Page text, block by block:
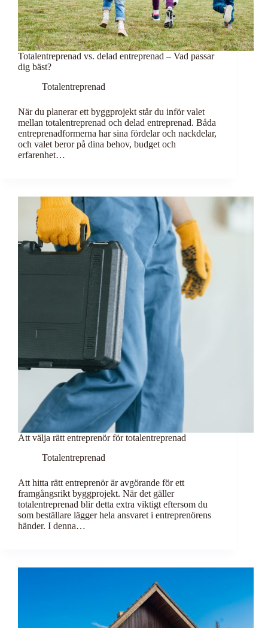
Totalentreprenad vs. delad entreprenad – Vad passar
dig bäst?
Totalentreprenad
När du planerar ett byggprojekt står du inför valet
mellan totalentreprenad och delad entreprenad. Båda
entreprenadformerna har sina fördelar och nackdelar,
och valet beror på dina behov, budget och
erfarenhet…
Att välja rätt entreprenör för totalentreprenad
Totalentreprenad
Att hitta rätt entreprenör är avgörande för ett
framgångsrikt byggprojekt. När det gäller
totalentreprenad blir detta extra viktigt eftersom du
som beställare lägger hela ansvaret i entreprenörens
händer. I denna…